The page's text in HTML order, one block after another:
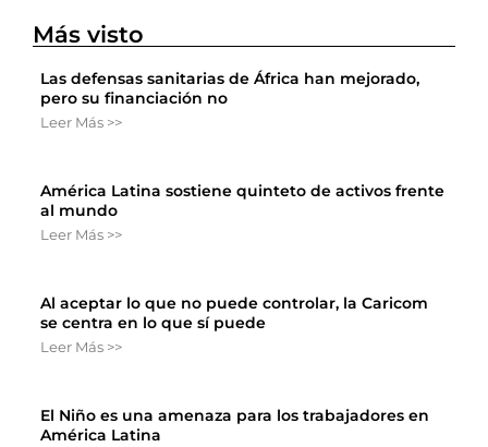
Más visto
Las defensas sanitarias de África han mejorado,
pero su financiación no
Leer Más >>
América Latina sostiene quinteto de activos frente
al mundo
Leer Más >>
Al aceptar lo que no puede controlar, la Caricom
se centra en lo que sí puede
Leer Más >>
El Niño es una amenaza para los trabajadores en
América Latina